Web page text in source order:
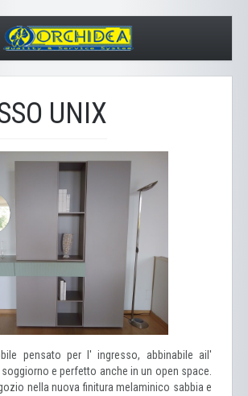
UNIX
pensato per l' ingresso, abbinabile ail'
e perfetto anche in un open space.
nella nuova finitura melaminico sabbia e